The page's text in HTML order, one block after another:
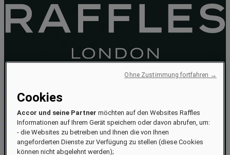
+44 20 3907 7500
London@Raffles.com
Raffles London at The OWO
Whitehall
London SW1A 2BX
Cookies
Accor und seine Partner möchten auf den Websites Raffles
Informationen auf Ihrem Gerät speichern oder davon abrufen, um:
- die Websites zu betreiben und Ihnen die von Ihnen
angeforderten Dienste zur Verfügung zu stellen (diese Cookies
können nicht abgelehnt werden);
Ohne Zustimmung fortfahren →